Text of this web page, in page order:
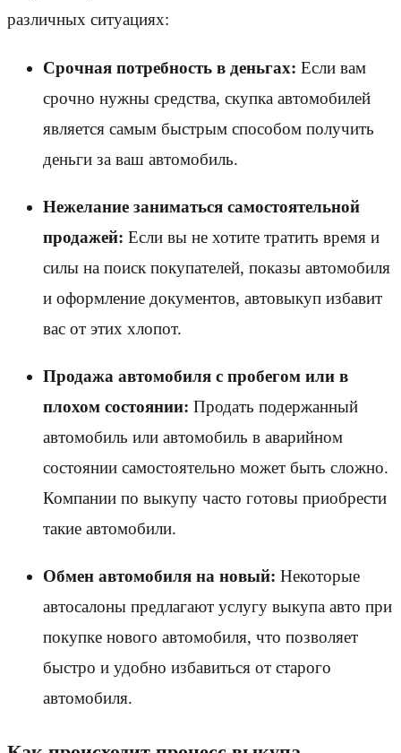
различных ситуациях:
Срочная потребность в деньгах: Если вам
срочно нужны средства, скупка автомобилей
является самым быстрым способом получить
деньги за ваш автомобиль.
Нежелание заниматься самостоятельной
продажей: Если вы не хотите тратить время и
силы на поиск покупателей, показы автомобиля
и оформление документов, автовыкуп избавит
вас от этих хлопот.
Продажа автомобиля с пробегом или в
плохом состоянии: Продать подержанный
автомобиль или автомобиль в аварийном
состоянии самостоятельно может быть сложно.
Компании по выкупу часто готовы приобрести
такие автомобили.
Обмен автомобиля на новый: Некоторые
автосалоны предлагают услугу выкупа авто при
покупке нового автомобиля, что позволяет
быстро и удобно избавиться от старого
автомобиля.